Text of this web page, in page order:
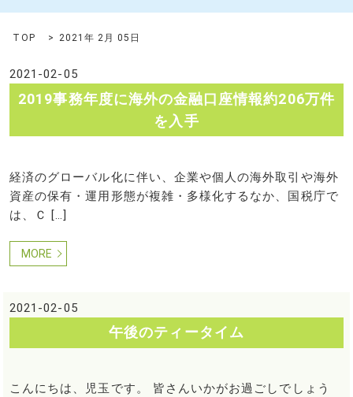
TOP 2021年 2月 05日
2021-02-05
2019事務年度に海外の金融口座情報約206万件
を入手
経済のグローバル化に伴い、企業や個人の海外取引や海外
資産の保有・運用形態が複雑・多様化するなか、国税庁で
は、Ｃ […]
MORE
2021-02-05
午後のティータイム
こんにちは、児玉です。 皆さんいかがお過ごしでしょう